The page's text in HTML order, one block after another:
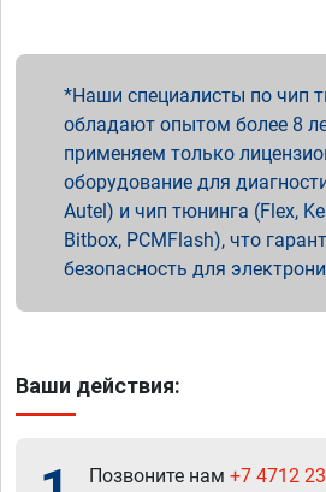
Наши специалисты по чип
обладают опытом более 8
применяем только
оборудование для
Autel) и чип тюнинга (Flex,
Bitbox, PCMFlash), что
безопасность для
Ваши действия:
Позвоните нам +7 4712